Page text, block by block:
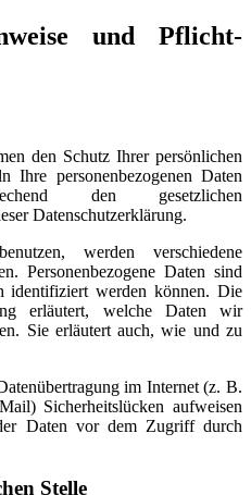
und Pflicht­
den Schutz Ihrer persönlichen
Ihre personenbezogenen Daten
den gesetzlichen
Datenschutzerklärung.
werden verschiedene
Personenbezogene Daten sind
identifiziert werden können. Die
erläutert, welche Daten wir
Sie erläutert auch, wie und zu
im Internet (z. B.
Sicherheitslücken aufweisen
Daten vor dem Zugriff durch
Stelle